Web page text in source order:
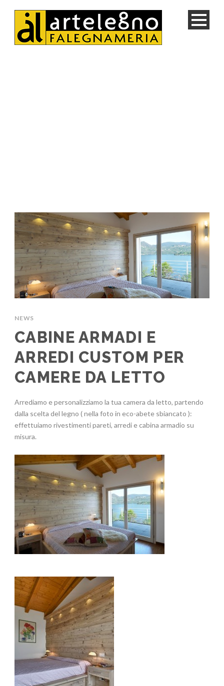
NEWS
CABINE ARMADI E
ARREDI CUSTOM PER
CAMERE DA LETTO
Arrediamo e personalizziamo la tua camera da letto, partendo
dalla scelta del legno ( nella foto in eco-abete sbiancato ):
effettuiamo rivestimenti pareti, arredi e cabina armadio su
misura.